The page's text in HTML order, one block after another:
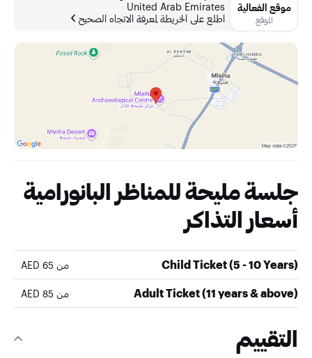
موقع الفعالية
الموقع
United Arab Emirates
اطلع على الخريطة لمعرفة الاتجاه الصحيح
جلسة مليحة للمناظر البانورامية
أسعار التذاكر
Child Ticket (5 - 10 Years) من 65 AED
Adult Ticket (11 years & above) من 85 AED
التقييم